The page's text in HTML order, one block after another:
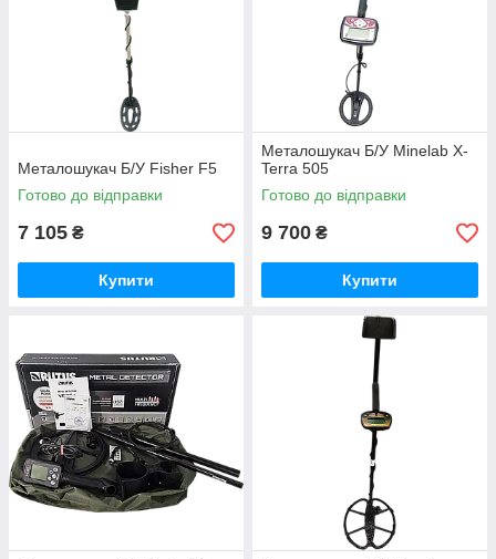
Металошукач Б/У Fisher F5
Готово до відправки
7 105 ₴
Купити
Металошукач Б/У Minelab X-
Terra 505
Готово до відправки
9 700 ₴
Купити